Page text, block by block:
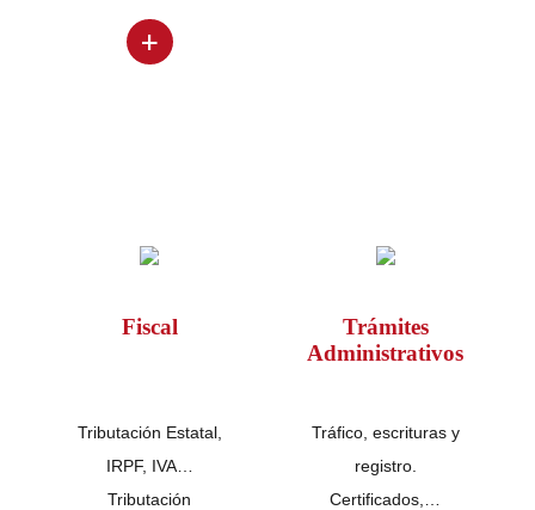
+
Fiscal
Tributación Estatal,
IRPF, IVA…
Tributación
Trámites
Administrativos
Tráfico, escrituras y
registro.
Certificados,…